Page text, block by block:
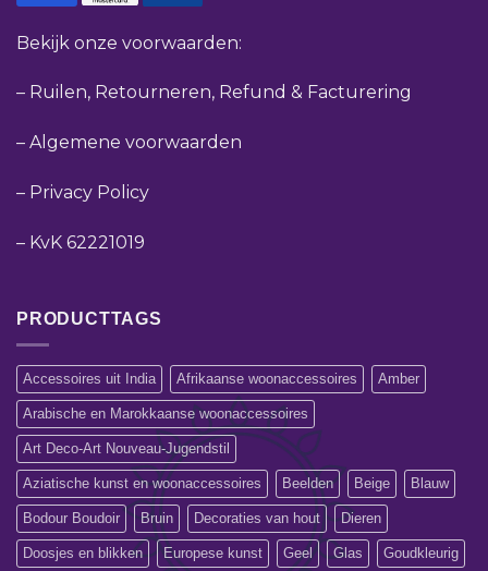
Bekijk onze voorwaarden:
– Ruilen, Retourneren, Refund & Facturering
– Algemene voorwaarden
– Privacy Policy
– KvK 62221019
PRODUCTTAGS
Accessoires uit India Afrikaanse woonaccessoires Amber
Arabische en Marokkaanse woonaccessoires
Art Deco-Art Nouveau-Jugendstil
Aziatische kunst en woonaccessoires Beelden Beige Blauw
Bodour Boudoir Bruin Decoraties van hout Dieren
Doosjes en blikken Europese kunst Geel Glas Goudkleurig